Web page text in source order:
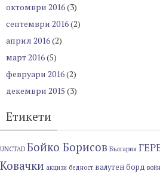
октомври 2016(3)
септември 2016(2)
април 2016(2)
март 2016(5)
февруари 2016(2)
декември 2015 (3)
Етикети
UNCTAD Бойко Борисов България
Ковачки акцизи бедност валутен борд